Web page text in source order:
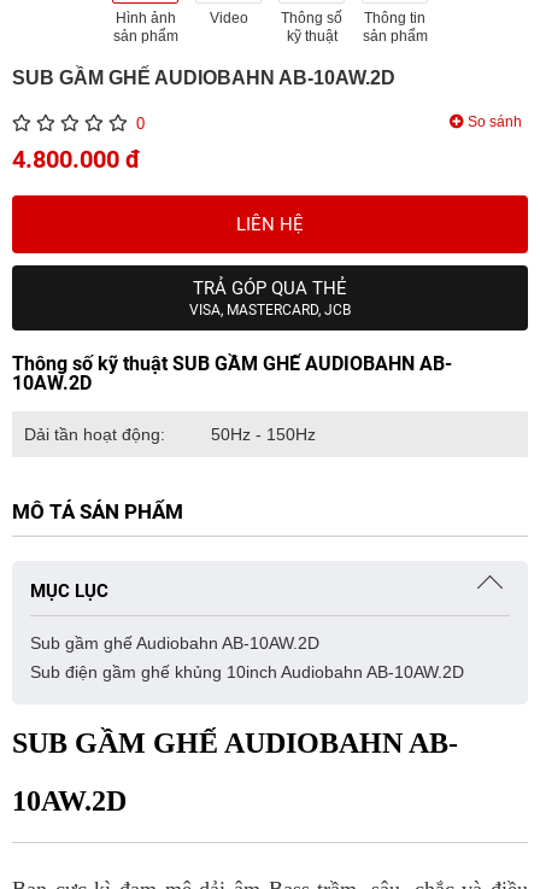
Hình ảnh
sản phẩm
Video
Thông số
kỹ thuật
Thông tin
sản phẩm
SUB GẦM GHẾ AUDIOBAHN AB-10AW.2D
0 So sánh
4.800.000 đ
LIÊN HỆ
TRẢ GÓP QUA THẺ
VISA, MASTERCARD, JCB
Thông số kỹ thuật SUB GẦM GHẾ AUDIOBAHN AB-
10AW.2D
Dải tần hoạt động: 50Hz - 150Hz
MÔ TẢ SẢN PHẨM
MỤC LỤC
Sub gầm ghế Audiobahn AB-10AW.2D
Sub điện gầm ghế khủng 10inch Audiobahn AB-10AW.2D
SUB GẦM GHẾ AUDIOBAHN AB-
10AW.2D